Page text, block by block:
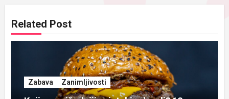
Related Post
Zabava Zanimljivosti